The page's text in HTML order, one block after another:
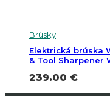
Brúsky
Elektrická brúska
& Tool Sharpener
239.00 €